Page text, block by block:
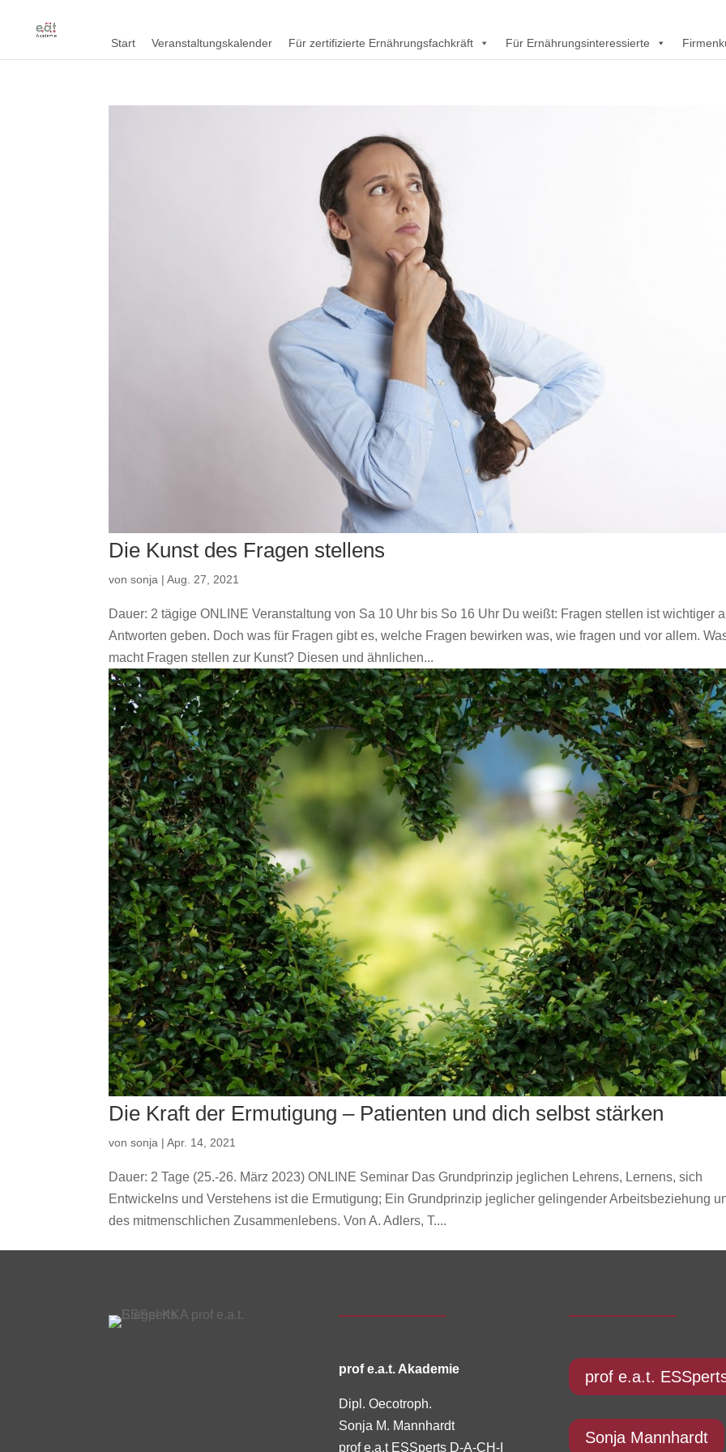
Start Veranstaltungskalender Für zertifizierte Ernährungsfachkräft Für Ernährungsinteressierte
Die Kunst des Fragen stellens
vonsonja |Aug. 27, 2021
Dauer: 2 tägige ONLINE Veranstaltung von Sa 10 Uhr bis So 16 Uhr Du weißt: Fragen stellen ist wichtiger
Antworten geben. Doch was für Fragen gibt es, welche Fragen bewirken was, wie fragen und vor allem.
macht Fragen stellen zur Kunst? Diesen und ähnlichen...
Die Kraft der Ermutigung – Patienten und dich selbst stärken
vonsonja |Apr. 14, 2021
Dauer: 2 Tage (25.-26. März 2023) ONLINE Seminar Das Grundprinzip jeglichen Lehrens, Lernens, sich
Entwickelns und Verstehens ist die Ermutigung; Ein Grundprinzip jeglicher gelingender Arbeitsbeziehung
des mitmenschlichen Zusammenlebens. Von A. Adlers, T....
prof e.a.t. Akademie
Dipl. Oecotroph.
Sonja M. Mannhardt
prof e.a.t ESSperts D-A-CH-I
prof e.a.t.
Sonja Mannhardt